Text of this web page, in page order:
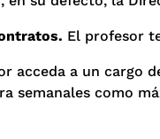
El profesor
acceda a un cargo
semanales como